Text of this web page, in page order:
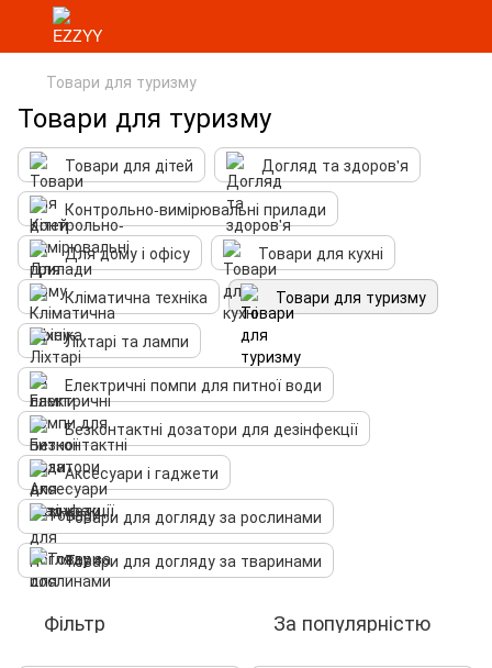
Товари для туризму
Товари для туризму
Товари для дітей
Догляд та здоров'я
Контрольно-вимірювальні прилади
Для дому і офісу
Товари для кухні
Кліматична техніка
Товари для туризму
Ліхтарі та лампи
Електричні помпи для питної води
Безконтактні дозатори для дезінфекції
Аксесуари і гаджети
Товари для догляду за рослинами
Товари для догляду за тваринами
Фільтр За популярністю